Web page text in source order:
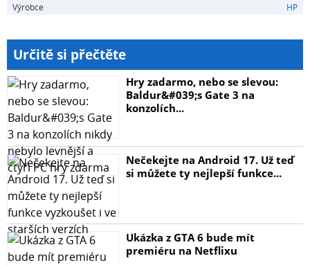
Výrobce HP
Určitě si přečtěte
Hry zadarmo, nebo se slevou:
Baldur&#039;s Gate 3 na
konzolích...
Nečekejte na Android 17. Už teď
si můžete ty nejlepší funkce...
Ukázka z GTA 6 bude mít
premiéru na Netflixu